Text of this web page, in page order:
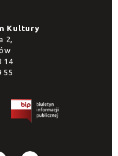
Kultury
2,
14
55